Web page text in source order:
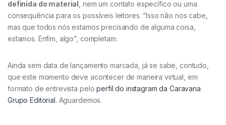
definida do material , nem um contato específico ou uma
consequência para os possíveis leitores. “Isso não nos cabe,
mas que todos nós estamos precisando de alguma coisa,
estamos. Enfim, algo”, completam.
Ainda sem data de lançamento marcada, já se sabe, contudo,
que este momento deve acontecer de maneira virtual, em
formato de entrevista peloperfil do instagram da Caravana
Grupo Editorial. Aguardemos.